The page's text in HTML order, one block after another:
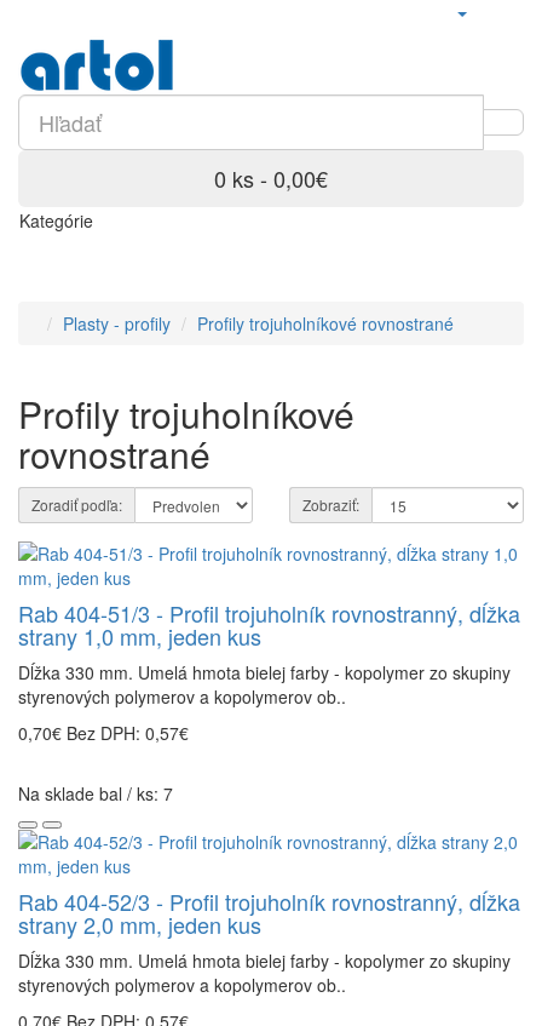
0 ks - 0,00€
Kategórie
Plasty - profily Profily trojuholníkové rovnostrané
Profily trojuholníkové
rovnostrané
Zoradiť podľa: Zobraziť:
Rab 404-51/3 - Profil trojuholník rovnostranný, dĺžka
strany 1,0 mm, jeden kus
Dĺžka 330 mm. Umelá hmota bielej farby - kopolymer zo skupiny
styrenových polymerov a kopolymerov ob..
0,70€ Bez DPH: 0,57€
Na sklade bal / ks: 7
Rab 404-52/3 - Profil trojuholník rovnostranný, dĺžka
strany 2,0 mm, jeden kus
Dĺžka 330 mm. Umelá hmota bielej farby - kopolymer zo skupiny
styrenových polymerov a kopolymerov ob..
0,70€ Bez DPH: 0,57€